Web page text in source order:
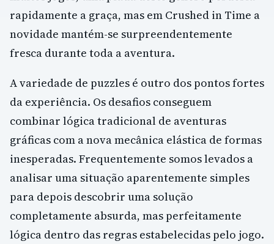
rapidamente a graça, mas em Crushed in Time a
novidade mantém-se surpreendentemente
fresca durante toda a aventura.
A variedade de puzzles é outro dos pontos fortes
da experiência. Os desafios conseguem
combinar lógica tradicional de aventuras
gráficas com a nova mecânica elástica de formas
inesperadas. Frequentemente somos levados a
analisar uma situação aparentemente simples
para depois descobrir uma solução
completamente absurda, mas perfeitamente
lógica dentro das regras estabelecidas pelo jogo.